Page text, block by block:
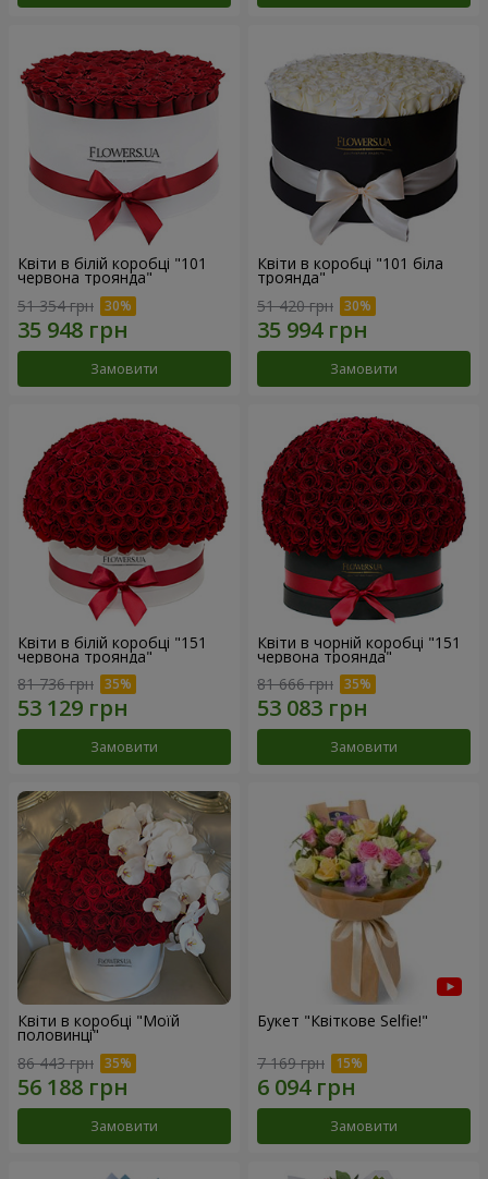
Квіти в білій коробці "101
червона троянда"
51 354 грн
Замовити
Квіти в коробці "101 біла
троянда"
51 420 грн
Замовити
Квіти в білій коробці "151
червона троянда"
81 736 грн
Замовити
Квіти в чорній коробці "151
червона троянда"
81 666 грн
Замовити
Квіти в коробці "Моїй
половинці"
86 443 грн
Замовити
Букет "Квіткове Selfie!"
7 169 грн
Замовити